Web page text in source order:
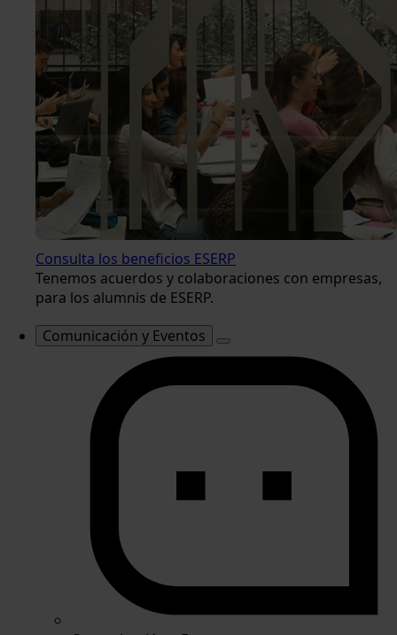
Consulta los beneficios ESERP
Tenemos acuerdos y colaboraciones con empresas,
para los alumnis de ESERP.
Comunicación y Eventos